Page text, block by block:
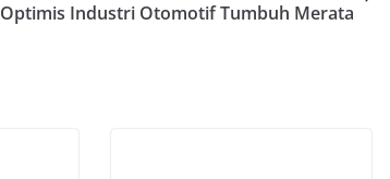
Optimis Industri Otomotif Tumbuh Merata